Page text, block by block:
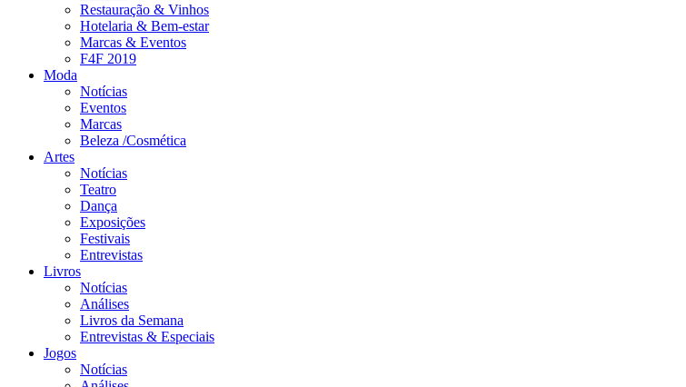
Restauração & Vinhos
Hotelaria & Bem-estar
Marcas & Eventos
F4F 2019
Moda
Notícias
Eventos
Marcas
Beleza /Cosmética
Artes
Notícias
Teatro
Dança
Exposições
Festivais
Entrevistas
Livros
Notícias
Análises
Livros da Semana
Entrevistas & Especiais
Jogos
Notícias